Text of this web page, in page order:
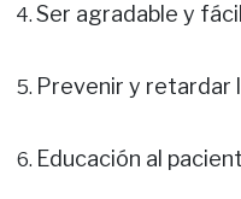
Ser agradable y
Prevenir y retardar
Educación al